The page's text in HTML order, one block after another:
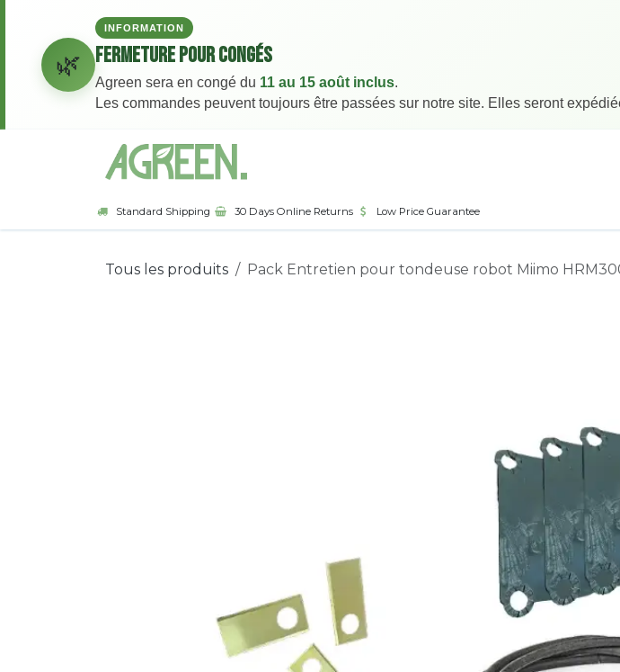
🌿
INFORMATION
Fermeture pour congés
Agreen sera en congé du 11 au 15 août inclus.
Les commandes peuvent toujours être passées sur notre site. Elles seront
Standard Shipping 30 Days Online Returns Low Price Guarantee
Tous les produits Pack Entretien pour tondeuse robot Miimo